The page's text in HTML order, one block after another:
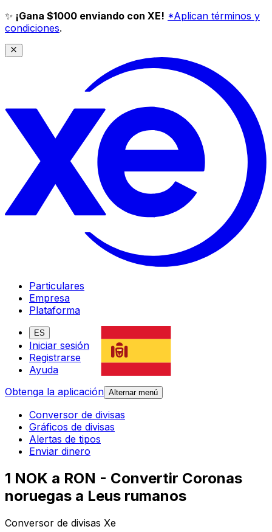
✨ ¡Gana $1000 enviando con XE! *Aplican términos y
condiciones.
Particulares
Empresa
Plataforma
ES
Iniciar sesión
Registrarse
Ayuda
Obtenga la aplicación Alternar menú
Conversor de divisas
Gráficos de divisas
Alertas de tipos
Enviar dinero
1 NOK a RON - Convertir Coronas
noruegas a Leus rumanos
Conversor de divisas Xe